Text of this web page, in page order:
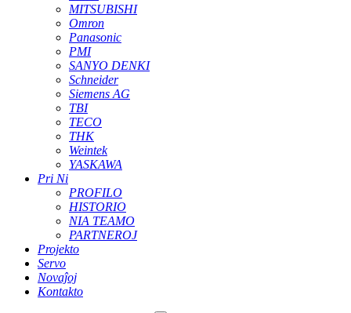
MITSUBISHI
Omron
Panasonic
PMI
SANYO DENKI
Schneider
Siemens AG
TBI
TECO
THK
Weintek
YASKAWA
Pri Ni
PROFILO
HISTORIO
NIA TEAMO
PARTNEROJ
Projekto
Servo
Novaĵoj
Kontakto